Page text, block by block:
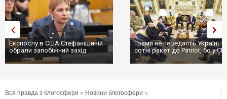
Експослу в США Стефанішиній
обрали запобіжний захід
Трамп не передасть Україні
сотні ракет до Patriot, бо у
...
Вся правда з блогосфери » Новини блогосфери »